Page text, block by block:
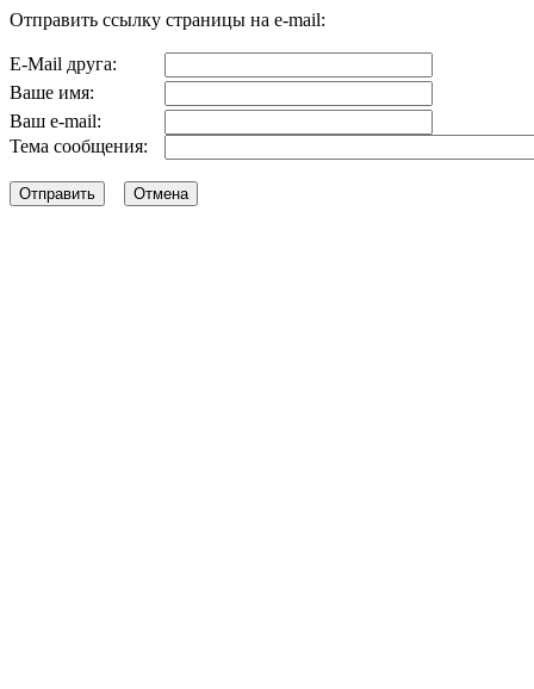
Отправить ссылку страницы на e-mail:
E-Mail друга:
Ваше имя:
Ваш e-mail:
Тема сообщения: